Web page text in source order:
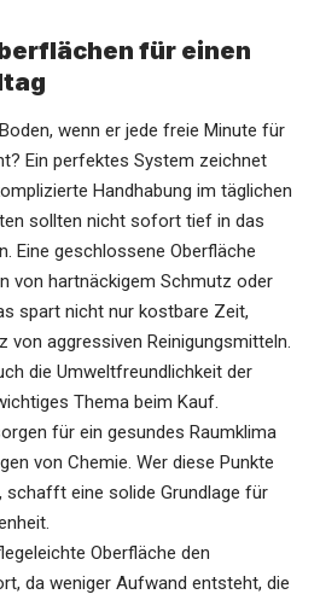
für einen
Boden, wenn er jede freie Minute für
Ein perfektes System zeichnet
Handhabung im täglichen
sollten nicht sofort tief in das
Eine geschlossene Oberfläche
von hartnäckigem Schmutz oder
spart nicht nur kostbare Zeit,
von aggressiven Reinigungsmitteln.
die Umweltfreundlichkeit der
Thema beim Kauf.
für ein gesundes Raumklima
von Chemie. Wer diese Punkte
schafft eine solide Grundlage für
Oberfläche den
da weniger Aufwand entsteht, die